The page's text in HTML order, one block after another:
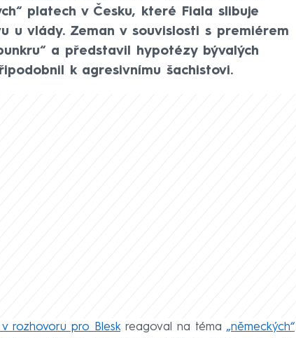
platech v Česku, které Fiala slibuje
u vlády. Zeman v souvislosti s premiérem
a představil hypotézy bývalých
k agresivnímu šachistovi.
v rozhovoru pro Bleskreagoval na téma „německých“